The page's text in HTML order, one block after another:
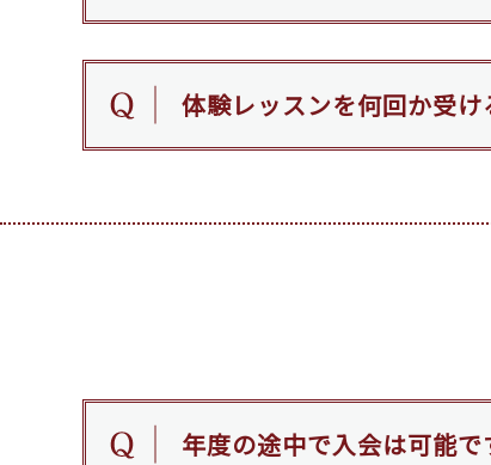
体験レッスンを何回か受
年度の途中で入会は可能で